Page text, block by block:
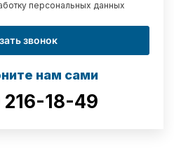
персональных данных
звонок
нам сами
216-18-49